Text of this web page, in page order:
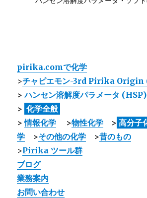
pirika.comで化学
>チャピエモン-3rd Pirika Origin
>ハンセン溶解度パラメータ (HSP)
> 化学全般
>情報化学 >物性化学 > 高分子
学 >その他の化学 >昔のもの
>Pirika ツール群
ブログ
業務案内
お問い合わせ